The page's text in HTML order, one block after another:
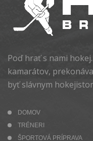
Poď hrať s nami
kamarátov,
byť slávnym
DOMOV
TRÉNERI
ŠPORTOVÁ PRÍPRAVA